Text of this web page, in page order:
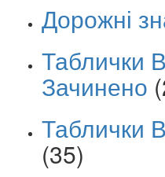
Дорожні
Таблички
Зачинено
Таблички
(35)